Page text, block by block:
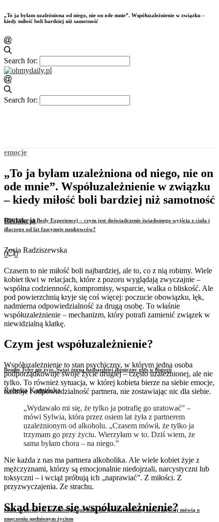
„To ja byłam uzależniona od niego, nie on ode mnie”. Współuzależnienie w związku –
kiedy miłość boli bardziej niż samotność
Search for:
Search for:
OBE (Out-of-Body Experience) – czym jest doświadczenie świadomego wyjścia z ciała i
dlaczego od lat fascynuje naukowców?
Zosia Radziszewska
Bonnie Tyler nie żyje. Świat żegna najbardziej ikoniczny głos w historii
Rebeka Kamińska
Mam wrażenie, że nic dobrego już mnie nie spotka. Kobiety coraz częściej mówią o
zmęczeniu spełnionym życiem
emocje
„To ja byłam uzależniona od niego, nie on
ode mnie”. Współuzależnienie w związku
– kiedy miłość boli bardziej niż samotność
Redakcja
0
0
Czasem to nie miłość boli najbardziej, ale to, co z nią robimy. Wiele
kobiet tkwi w relacjach, które z pozoru wyglądają zwyczajnie –
wspólna codzienność, kompromisy, wsparcie, walka o bliskość. Ale
pod powierzchnią kryje się coś więcej: poczucie obowiązku, lęk,
nadmierna odpowiedzialność za drugą osobę. To właśnie
współuzależnienie – mechanizm, który potrafi zamienić związek w
niewidzialną klatkę.
Czym jest współuzależnienie?
Współuzależnienie to stan psychiczny, w którym jedna osoba
podporządkowuje swoje życie drugiej – często uzależnionej, ale nie
tylko. To również sytuacja, w której kobieta bierze na siebie emocje,
nastroje i odpowiedzialność partnera, nie zostawiając nic dla siebie.
„Wydawało mi się, że tylko ja potrafię go uratować” –
mówi Sylwia, która przez osiem lat żyła z partnerem
uzależnionym od alkoholu. „Czasem mówił, że tylko ja
trzymam go przy życiu. Wierzyłam w to. Dziś wiem, że
sama byłam chora – na niego.”
Nie każda z nas ma partnera alkoholika. Ale wiele kobiet żyje z
mężczyznami, którzy są emocjonalnie niedojrzali, narcystyczni lub
toksyczni – i wciąż próbują ich „naprawiać”. Z miłości. Z
przyzwyczajenia. Ze strachu.
Skąd bierze się współuzależnienie?